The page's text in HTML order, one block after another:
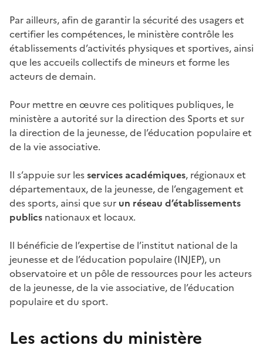
Par ailleurs, afin de garantir la sécurité des usagers et
certifier les compétences, le ministère contrôle les
établissements d’activités physiques et sportives, ainsi
que les accueils collectifs de mineurs et forme les
acteurs de demain.
Pour mettre en œuvre ces politiques publiques, le
ministère a autorité sur la direction des Sports et sur
la direction de la jeunesse, de l’éducation populaire et
de la vie associative.
Il s’appuie sur lesservices académiques, régionaux et
départementaux, de la jeunesse, de l’engagement et
des sports, ainsi que sur un réseau d’établissements
publics nationaux et locaux.
Il bénéficie de l’expertise de l’institut national de la
jeunesse et de l’éducation populaire (INJEP), un
observatoire et un pôle de ressources pour les acteurs
de la jeunesse, de la vie associative, de l’éducation
populaire et du sport.
Les actions du ministère